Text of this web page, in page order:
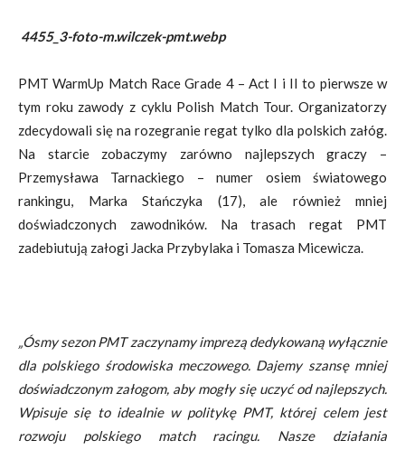
4455_3-foto-m.wilczek-pmt.webp
PMT WarmUp Match Race Grade 4 – Act I i II to pierwsze w
tym roku zawody z cyklu Polish Match Tour. Organizatorzy
zdecydowali się na rozegranie regat tylko dla polskich załóg.
Na starcie zobaczymy zarówno najlepszych graczy –
Przemysława Tarnackiego – numer osiem światowego
rankingu, Marka Stańczyka (17), ale również mniej
doświadczonych zawodników. Na trasach regat PMT
zadebiutują załogi Jacka Przybylaka i Tomasza Micewicza.
„Ósmy sezon PMT zaczynamy imprezą dedykowaną wyłącznie
dla polskiego środowiska meczowego. Dajemy szansę mniej
doświadczonym załogom, aby mogły się uczyć od najlepszych.
Wpisuje się to idealnie w politykę PMT, której celem jest
rozwoju polskiego match racingu. Nasze działania